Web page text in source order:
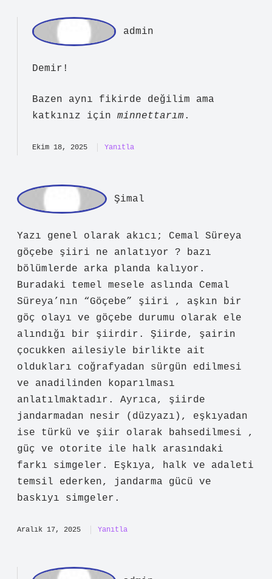
Ekim 18, 2025 Yanıtla
mal
Yazı genel olarak akıcı; Cemal Süreya
göçebe şiiri ne anlatıyor ? bazı
bölümlerde arka planda kalıyor.
Buradaki temel mesele aslında Cemal
Süreya’nın “Göçebe” şiiri , aşkın bir
göç olayı ve göçebe durumu olarak ele
alındığı bir şiirdir. Şiirde, şairin
çocukken ailesiyle birlikte ait
oldukları coğrafyadan sürgün edilmesi
ve anadilinden koparılması
anlatılmaktadır. Ayrıca, şiirde
jandarmadan nesir (düzyazı), eşkıyadan
güç ve otorite ile halk arasındaki
temsil ederken, jandarma gücü ve